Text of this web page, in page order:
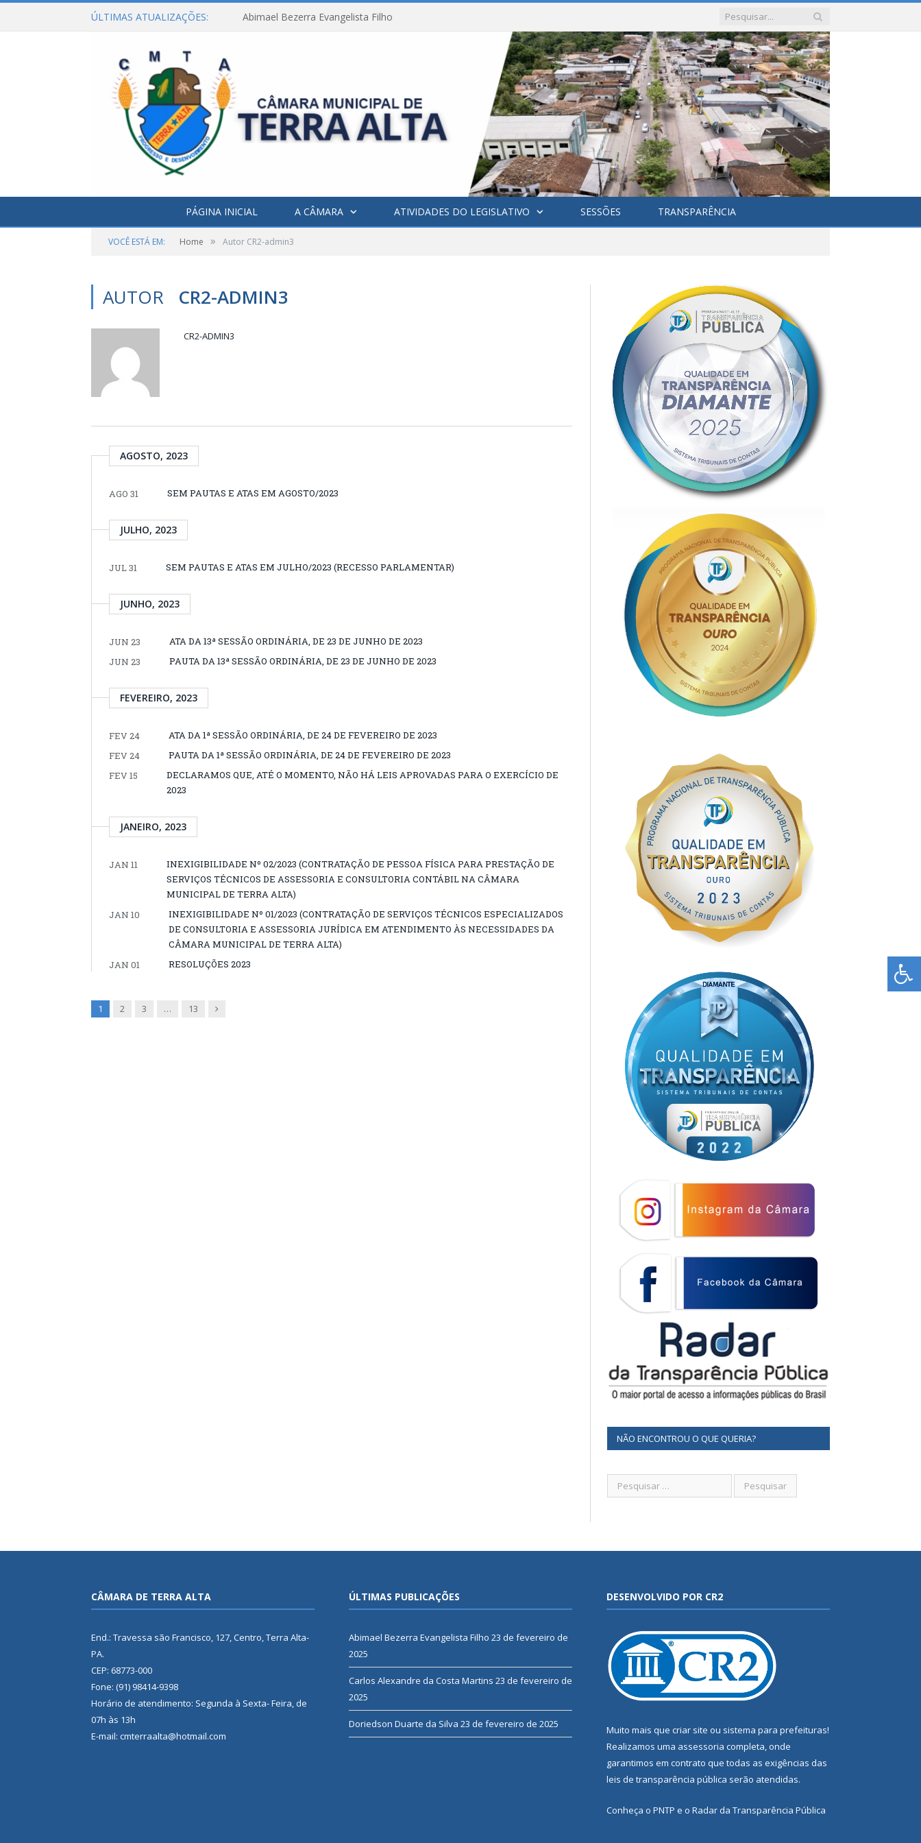
ÚLTIMAS ATUALIZAÇÕES: Abimael Bezerra Evangelista Filho
PÁGINA INICIAL A CÂMARA ATIVIDADES DO LEGISLATIVO SESSÕES TRANSPARÊNCIA
VOCÊ ESTÁ EM: Home » Autor CR2-admin3
AUTOR CR2-ADMIN3
CR2-ADMIN3
AGOSTO, 2023
AGO 31 SEM PAUTAS E ATAS EM AGOSTO/2023
JULHO, 2023
JUL 31 SEM PAUTAS E ATAS EM JULHO/2023 (RECESSO PARLAMENTAR)
JUNHO, 2023
JUN 23
ATA DA 13ª SESSÃO ORDINÁRIA, DE 23 DE JUNHO DE 2023
JUN 23
PAUTA DA 13ª SESSÃO ORDINÁRIA, DE 23 DE JUNHO DE 2023
FEVEREIRO, 2023
FEV 24
ATA DA 1ª SESSÃO ORDINÁRIA, DE 24 DE FEVEREIRO DE 2023
FEV 24
PAUTA DA 1ª SESSÃO ORDINÁRIA, DE 24 DE FEVEREIRO DE 2023
FEV 15
DECLARAMOS QUE, ATÉ O MOMENTO, NÃO HÁ LEIS APROVADAS PARA O EXERCÍCIO DE
2023
JANEIRO, 2023
JAN 11
INEXIGIBILIDADE Nº 02/2023 (CONTRATAÇÃO DE PESSOA FÍSICA PARA PRESTAÇÃO DE
SERVIÇOS TÉCNICOS DE ASSESSORIA E CONSULTORIA CONTÁBIL NA CÂMARA
MUNICIPAL DE TERRA ALTA)
JAN 10
INEXIGIBILIDADE Nº 01/2023 (CONTRATAÇÃO DE SERVIÇOS TÉCNICOS ESPECIALIZADOS
DE CONSULTORIA E ASSESSORIA JURÍDICA EM ATENDIMENTO ÀS NECESSIDADES DA
CÂMARA MUNICIPAL DE TERRA ALTA)
JAN 01
RESOLUÇÕES 2023
1 2 3 … 13 Next
NÃO ENCONTROU O QUE QUERIA?
CÂMARA DE TERRA ALTA
End.: Travessa são Francisco, 127, Centro, Terra Alta-
PA.
CEP: 68773-000
Fone: (91) 98414-9398
Horário de atendimento: Segunda à Sexta- Feira, de
07h às 13h
E-mail: cmterraalta@hotmail.com
ÚLTIMAS PUBLICAÇÕES
Abimael Bezerra Evangelista Filho 23 de fevereiro de
2025
Carlos Alexandre da Costa Martins 23 de fevereiro de
2025
Doriedson Duarte da Silva 23 de fevereiro de 2025
DESENVOLVIDO POR CR2
Muito mais que criar site ou sistema para prefeituras!
Realizamos uma assessoria completa, onde
garantimos em contrato que todas as exigências das
leis de transparência pública serão atendidas.
Conheça o PNTP e o Radar da Transparência Pública